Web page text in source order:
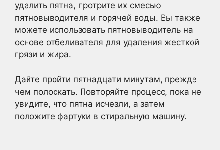
удалить пятна, протрите их смесью
пятновыводителя и горячей воды. Вы также
можете использовать пятновыводитель на
основе отбеливателя для удаления жесткой
грязи и жира.
Дайте пройти пятнадцати минутам, прежде
чем полоскать. Повторяйте процесс, пока не
увидите, что пятна исчезли, а затем
положите фартуки в стиральную машину.